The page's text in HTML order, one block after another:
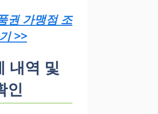
권 가맹점 조
>>
내역 및
인